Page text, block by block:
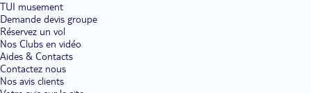
TUI musement
Demande devis groupe
Réservez un vol
Nos Clubs en vidéo
Aides & Contacts
Contactez nous
Nos avis clients